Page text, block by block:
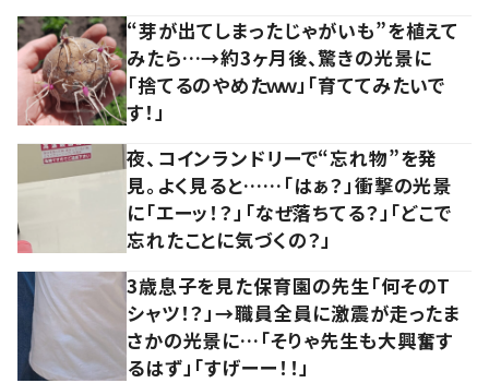
“芽が出てしまったじゃがいも”を植えて
みたら…→約3ヶ月後、驚きの光景に
「捨てるのやめたｗｗ」「育ててみたいで
す！」
夜、コインランドリーで“忘れ物”を発
見。よく見ると……「はぁ？」衝撃の光景
に「エーッ！？」「なぜ落ちてる？」「どこで
忘れたことに気づくの？」
3歳息子を見た保育園の先生「何そのT
シャツ！？」→職員全員に激震が走ったま
さかの光景に…「そりゃ先生も大興奮す
るはず」「すげーー！！」